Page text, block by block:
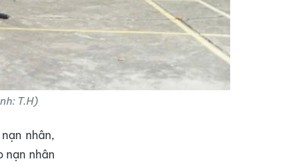
T.H)
nhân,
nạn nhân